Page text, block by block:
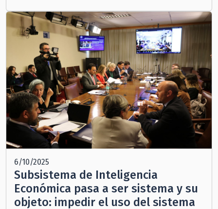
6/10/2025
Subsistema de Inteligencia
Económica pasa a ser sistema y su
objeto: impedir el uso del sistema